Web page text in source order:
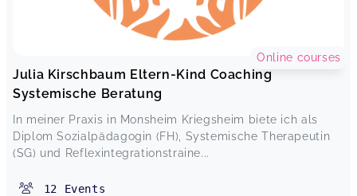
Julia Kirschbaum Eltern-Kind Coaching
Systemische Beratung
In meiner Praxis in Monsheim Kriegsheim biete ich als
Diplom Sozialpädagogin (FH), Systemische Therapeutin
(SG) und Reflexintegrationstraine...
Online courses
12 Events